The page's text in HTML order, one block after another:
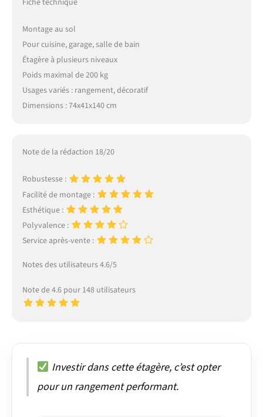
Montage au sol
Pour cuisine, garage, salle de bain
Étagère à plusieurs niveaux
Poids maximal de 200 kg
Usages variés : rangement, décoratif
Dimensions : 74x41x140 cm
Note de la rédaction 18/20
Robustesse :
Facilité de montage :
Esthétique :
Polyvalence :
Service après-vente :
Notes des utilisateurs 4.6/5
Note de 4.6 pour 148 utilisateurs
Investir dans cette étagère, c’est opter
pour un rangement performant.